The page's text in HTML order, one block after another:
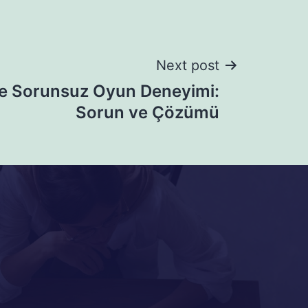
Next post
Sorunsuz Oyun Deneyimi:
Sorun ve Çözümü